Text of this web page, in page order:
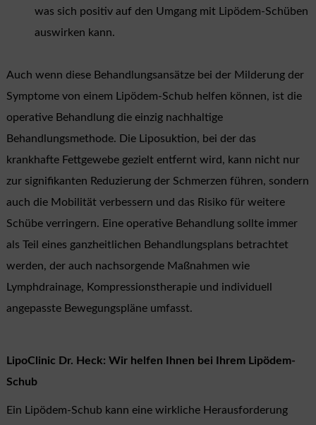
was sich positiv auf den Umgang mit Lipödem-Schüben
auswirken kann.
Auch wenn diese Behandlungsansätze bei der Milderung der
Symptome von einem Lipödem-Schub helfen können, ist die
operative Behandlung die einzig nachhaltige
Behandlungsmethode. Die Liposuktion, bei der das
krankhafte Fettgewebe gezielt entfernt wird, kann nicht nur
zur signifikanten Reduzierung der Schmerzen führen, sondern
auch die Mobilität verbessern und das Risiko für weitere
Schübe verringern. Eine operative Behandlung sollte immer
als Teil eines ganzheitlichen Behandlungsplans betrachtet
werden, der auch nachsorgende Maßnahmen wie
Lymphdrainage, Kompressionstherapie und individuell
angepasste Bewegungspläne umfasst.
LipoClinic Dr. Heck: Wir helfen Ihnen bei Ihrem Lipödem-
Schub
Ein Lipödem-Schub kann eine wirkliche Herausforderung